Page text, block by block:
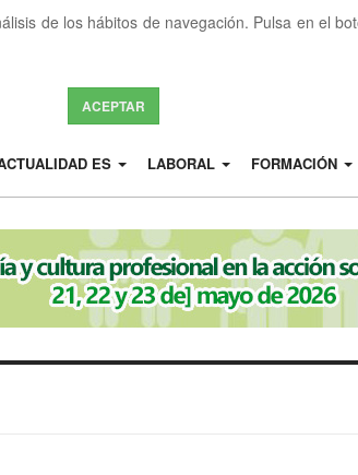
de los hábitos de navegación. Pulsa en el
ACEPTAR
ES LABORAL FORMACIÓN